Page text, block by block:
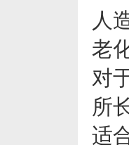
人
老
对
所
适